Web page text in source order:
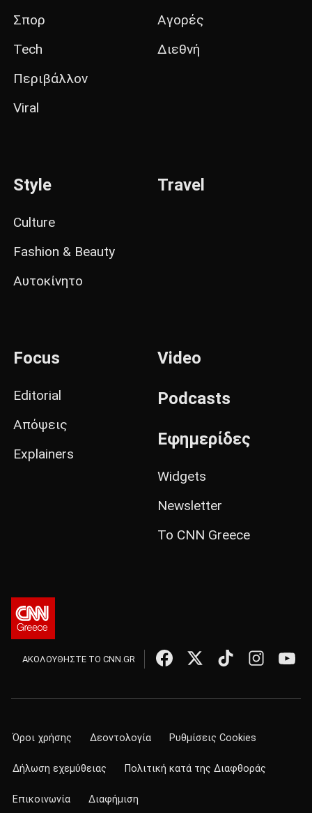
Σπορ
Tech
Περιβάλλον
Viral
Αγορές
Διεθνή
Style
Culture
Fashion & Beauty
Αυτοκίνητο
Travel
Focus
Editorial
Απόψεις
Explainers
Video
Podcasts
Εφημερίδες
Widgets
Newsletter
Το CNN Greece
ΑΚΟΛΟΥΘΗΣΤΕ ΤΟ CNN.GR
Όροι χρήσης Δεοντολογία Ρυθμίσεις Cookies
Δήλωση εχεμύθειας Πολιτική κατά της Διαφθοράς
Επικοινωνία Διαφήμιση